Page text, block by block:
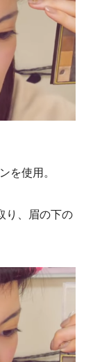
を使用。
り、眉の下の